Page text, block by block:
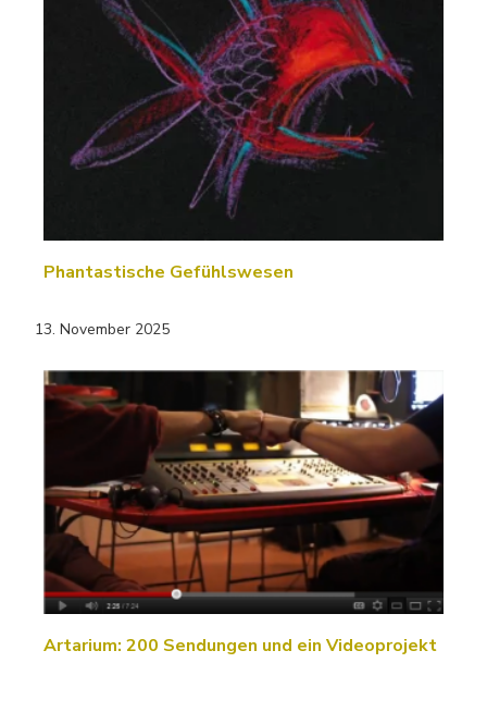
Phantastische Gefühlswesen
13. November 2025
Artarium: 200 Sendungen und ein Videoprojekt